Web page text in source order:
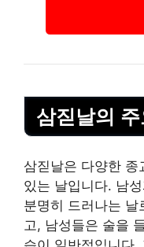
삼짇날의
삼짇날은 다양한 종
있는 날입니다. 남
분명히 드러나는 날
고, 남성들은 술을